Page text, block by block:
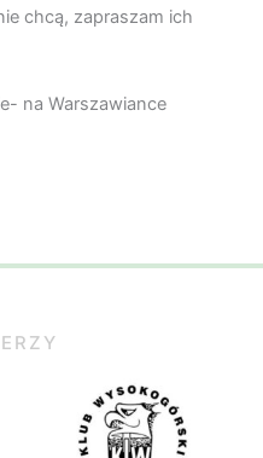
chcą, zapraszam ich
na Warszawiance